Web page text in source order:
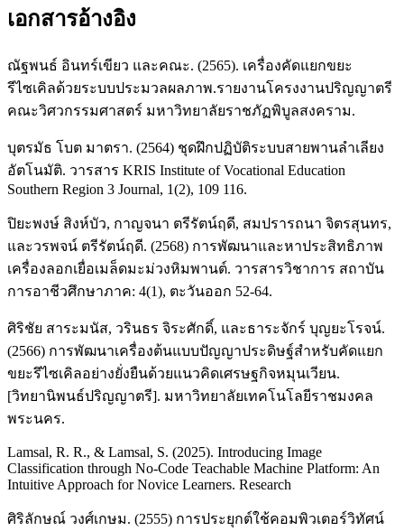
เอกสารอ้างอิง
ณัฐพนธ์ อินทร์เขียว และคณะ. (2565). เครื่องคัดแยกขยะ
รีไซเคิลด้วยระบบประมวลผลภาพ.รายงานโครงงานปริญญาตรี
คณะวิศวกรรมศาสตร์ มหาวิทยาลัยราชภัฏพิบูลสงคราม.
บุตรมัธ โบต มาตรา. (2564) ชุดฝึกปฏิบัติระบบสายพานลำเลียง
อัตโนมัติ. วารสาร KRIS Institute of Vocational Education
Southern Region 3 Journal, 1(2), 109 116.
ปิยะพงษ์ สิงห์บัว, กาญจนา ตรีรัตน์ฤดี, สมปรารถนา จิตรสุนทร,
และวรพจน์ ตรีรัตน์ฤดี. (2568) การพัฒนาและหาประสิทธิภาพ
เครื่องลอกเยื่อเมล็ดมะม่วงหิมพานต์. วารสารวิชาการ สถาบัน
การอาชีวศึกษาภาค: 4(1), ตะวันออก 52-64.
ศิริชัย สาระมนัส, วรินธร จิระศักดิ์, และธาระจักร์ บุญยะโรจน์.
(2566) การพัฒนาเครื่องต้นแบบปัญญาประดิษฐ์สำหรับคัดแยก
ขยะรึไซเคิลอย่างยั่งยืนด้วยแนวคิดเศรษฐกิจหมุนเวียน.
[วิทยานิพนธ์ปริญญาตรี]. มหาวิทยาลัยเทคโนโลยีราชมงคล
พระนคร.
Lamsal, R. R., & Lamsal, S. (2025). Introducing Image
Classification through No-Code Teachable Machine Platform: An
Intuitive Approach for Novice Learners. Research
ศิริลักษณ์ วงศ์เกษม. (2555) การประยุกต์ใช้คอมพิวเตอร์วิทัศน์